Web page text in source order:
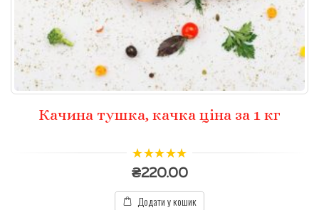
Качина тушка, качка ціна за 1 кг
4.93з 5
₴220.00
Додати у кошик